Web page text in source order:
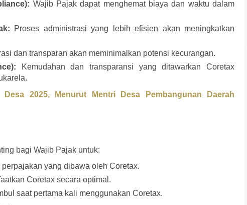
Wajib Pajak dapat menghemat biaya dan waktu dalam
Proses administrasi yang lebih efisien akan meningkatkan
dan transparan akan meminimalkan potensi kecurangan.
Kemudahan dan transparansi yang ditawarkan Coretax
2025, Menurut Mentri Desa Pembangunan Daerah
bagi Wajib Pajak untuk:
yang dibawa oleh Coretax.
Coretax secara optimal.
saat pertama kali menggunakan Coretax.